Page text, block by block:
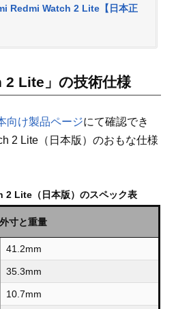
Redmi Watch 2 Lite【日本正
2 Lite」の技術仕様
向け製品ページにて確認でき
2 Lite（日本版）のおもな仕様
2 Lite（日本版）のスペック表
外寸と重量
41.2mm
35.3mm
10.7mm